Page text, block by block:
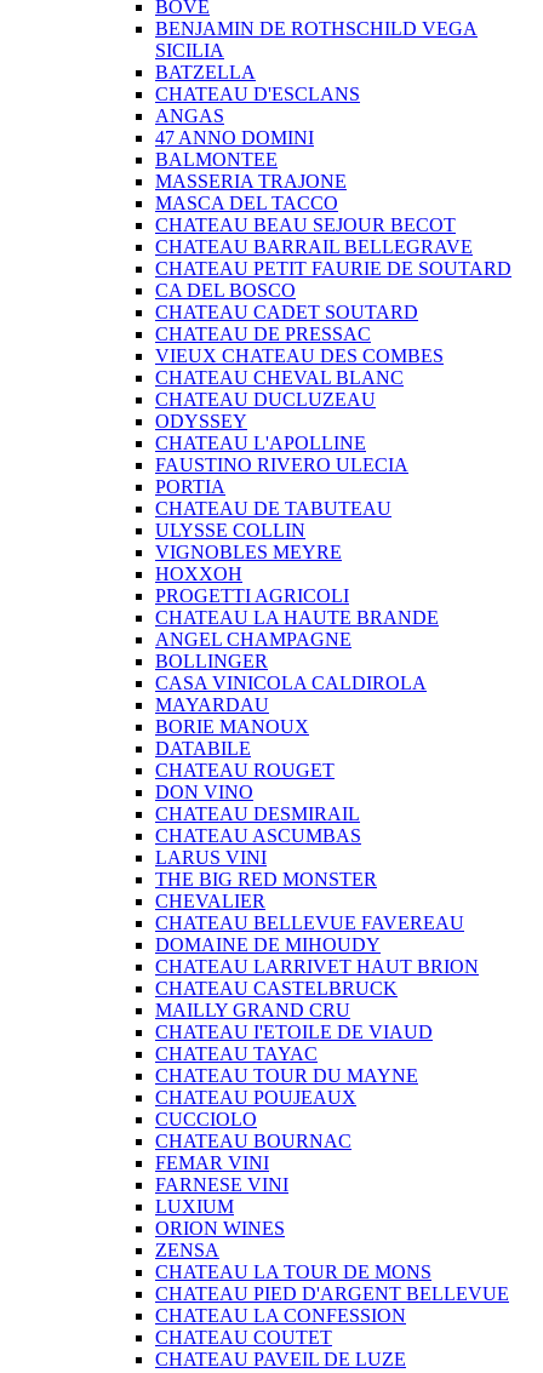
BOVE
BENJAMIN DE ROTHSCHILD VEGA
SICILIA
BATZELLA
CHATEAU D'ESCLANS
ANGAS
47 ANNO DOMINI
BALMONTEE
MASSERIA TRAJONE
MASCA DEL TACCO
CHATEAU BEAU SEJOUR BECOT
CHATEAU BARRAIL BELLEGRAVE
CHATEAU PETIT FAURIE DE SOUTARD
CA DEL BOSCO
CHATEAU CADET SOUTARD
CHATEAU DE PRESSAC
VIEUX CHATEAU DES COMBES
CHATEAU CHEVAL BLANC
CHATEAU DUCLUZEAU
ODYSSEY
CHATEAU L'APOLLINE
FAUSTINO RIVERO ULECIA
PORTIA
CHATEAU DE TABUTEAU
ULYSSE COLLIN
VIGNOBLES MEYRE
HOXXOH
PROGETTI AGRICOLI
CHATEAU LA HAUTE BRANDE
ANGEL CHAMPAGNE
BOLLINGER
CASA VINICOLA CALDIROLA
MAYARDAU
BORIE MANOUX
DATABILE
CHATEAU ROUGET
DON VINO
CHATEAU DESMIRAIL
CHATEAU ASCUMBAS
LARUS VINI
THE BIG RED MONSTER
CHEVALIER
CHATEAU BELLEVUE FAVEREAU
DOMAINE DE MIHOUDY
CHATEAU LARRIVET HAUT BRION
CHATEAU CASTELBRUCK
MAILLY GRAND CRU
CHATEAU I'ETOILE DE VIAUD
CHATEAU TAYAC
CHATEAU TOUR DU MAYNE
CHATEAU POUJEAUX
CUCCIOLO
CHATEAU BOURNAC
FEMAR VINI
FARNESE VINI
LUXIUM
ORION WINES
ZENSA
CHATEAU LA TOUR DE MONS
CHATEAU PIED D'ARGENT BELLEVUE
CHATEAU LA CONFESSION
CHATEAU COUTET
CHATEAU PAVEIL DE LUZE